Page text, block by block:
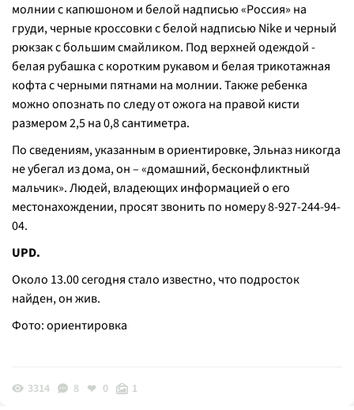
молнии с капюшоном и белой надписью «Россия» на
груди, черные кроссовки с белой надписью Nike и черный
рюкзак с большим смайликом. Под верхней одеждой -
белая рубашка с коротким рукавом и белая трикотажная
кофта с черными пятнами на молнии. Также ребенка
можно опознать по следу от ожога на правой кисти
размером 2,5 на 0,8 сантиметра.
По сведениям, указанным в ориентировке, Эльназ никогда
не убегал из дома, он – «домашний, бесконфликтный
мальчик». Людей, владеющих информацией о его
местонахождении, просят звонить по номеру 8-927-244-94-
04.
UPD.
Около 13.00 сегодня стало известно, что подросток
найден, он жив.
Фото: ориентировка
3314 8 0 1